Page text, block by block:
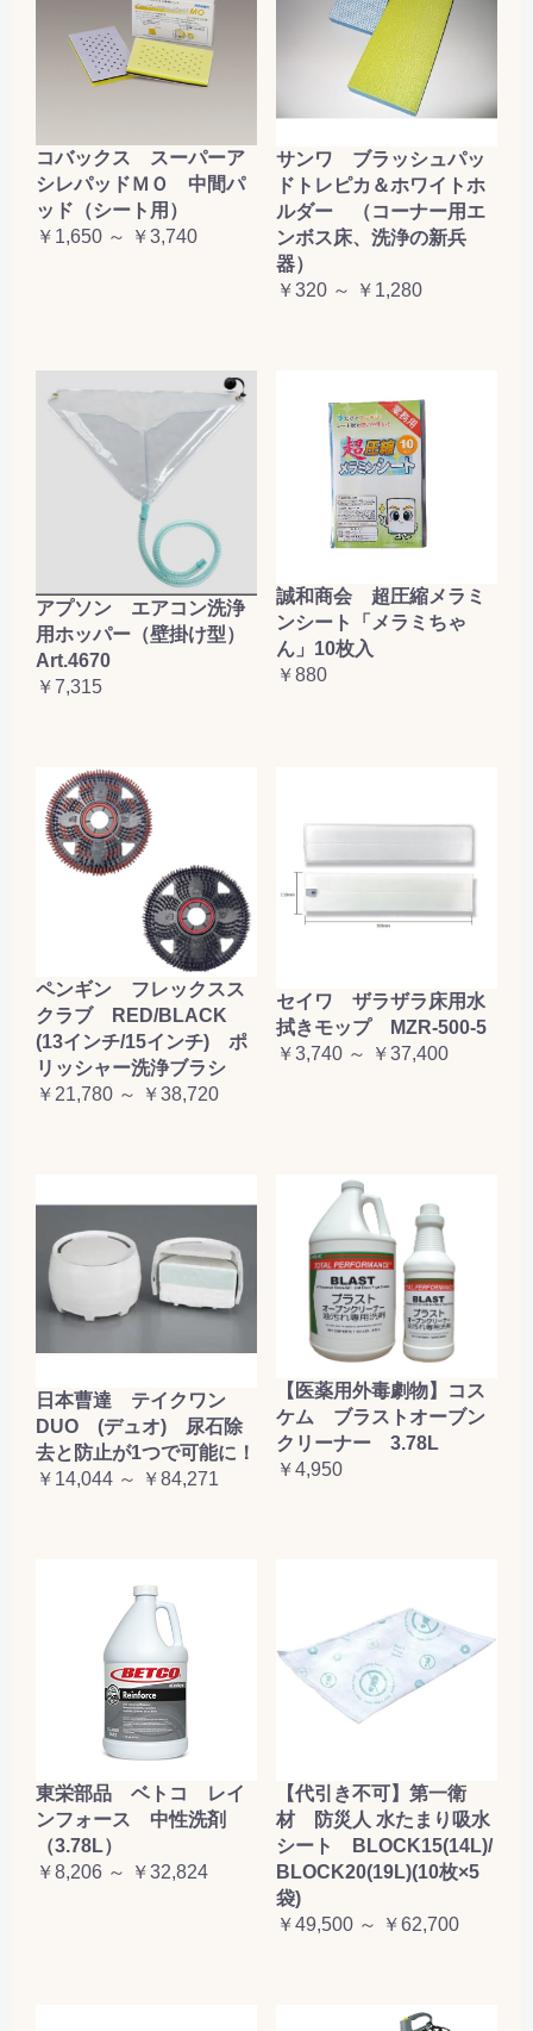
コバックス スーパーア
シレパッドＭＯ 中間パ
ッド（シート用）
￥1,650 ～ ￥3,740
サンワ ブラッシュパッ
ドトレピカ＆ホワイトホ
ルダー （コーナー用エ
ンボス床、洗浄の新兵
器）
￥320 ～ ￥1,280
アプソン エアコン洗浄
用ホッパー（壁掛け型）
Art.4670
￥7,315
誠和商会 超圧縮メラミ
ンシート「メラミちゃ
ん」10枚入
￥880
ペンギン フレックスス
クラブ RED/BLACK
(13インチ/15インチ) ポ
リッシャー洗浄ブラシ
￥21,780 ～ ￥38,720
セイワ ザラザラ床用水
拭きモップ MZR-500-5
￥3,740 ～ ￥37,400
日本曹達 テイクワン
DUO (デュオ) 尿石除
去と防止が1つで可能に！
￥14,044 ～ ￥84,271
【医薬用外毒劇物】コス
ケム ブラストオーブン
クリーナー 3.78L
￥4,950
東栄部品 ベトコ レイ
ンフォース 中性洗剤
（3.78L）
￥8,206 ～ ￥32,824
【代引き不可】第一衛
材 防災人 水たまり吸水
シート BLOCK15(14L)/
BLOCK20(19L)(10枚×5
袋)
￥49,500 ～ ￥62,700